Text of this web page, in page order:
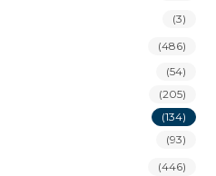
(3)
(486)
(54)
(205)
(134)
(93)
(446)